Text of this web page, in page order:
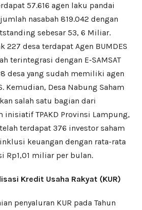
57.616 agen laku pandai
nasabah 819.042 dengan
sebesar 53, 6 Miliar.
227 desa terdapat Agen BUMDES
terintegrasi dengan E-SAMSAT
desa yang sudah memiliki agen
Kemudian, Desa Nabung Saham
salah satu bagian dari
inisiatif TPAKD Provinsi Lampung,
terdapat 376 investor saham
keuangan dengan rata-rata
Rp1,01 miliar per bulan.
Kredit Usaha Rakyat (KUR)
penyaluran KUR pada Tahun